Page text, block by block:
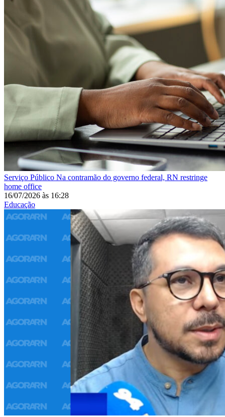
Serviço Público Na contramão do governo federal, RN restringe
home office
16/07/2026 às 16:28
Educação